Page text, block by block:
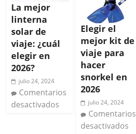
La mejor
linterna
solar de
viaje: ¿cuál
elegir en
2026?
julio 24, 2024
Comentarios
desactivados
Elegir el
mejor kit de
viaje para
hacer
snorkel en
2026
julio 24, 2024
Comentarios
desactivados